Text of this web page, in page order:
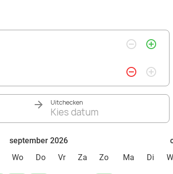
remove_circle_outline add_circle_outline
remove_circle_outline add_circle_outline
Uitchecken
Kies datum
september 2026
Wo Do Vr Za Zo
Ma
Di